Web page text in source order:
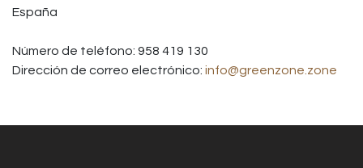
España
Número de teléfono: 958 419 130
Dirección de correo electrónico: info@greenzone.zone